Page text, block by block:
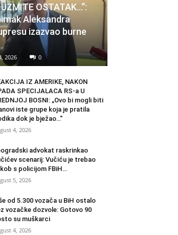
OSTATAK…“:
Aleksandra
izazvao burne
2026 0
IZ AMERIKE, NAKON
SPECIJALACA RS-a U
BOSNI: „Ovo bi mogli biti
iste grupe koja je pratila
dok je bježao…“
4, 2026
advokat raskrinkao
scenarij: Vučiću je trebao
s policijom FBiH…
5, 2026
od 5.300 vozača u BiH ostalo
vozačke dozvole: Gotovo 90
su muškarci
4, 2026